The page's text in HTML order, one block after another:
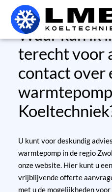
naar
inhoudWaar kan ik
terecht voor
contact over
U kunt voor deskundig
warmtepomp in de regio
onze website. Hier kunt u
vrijblijvende offerte
met u de mogelijkheden